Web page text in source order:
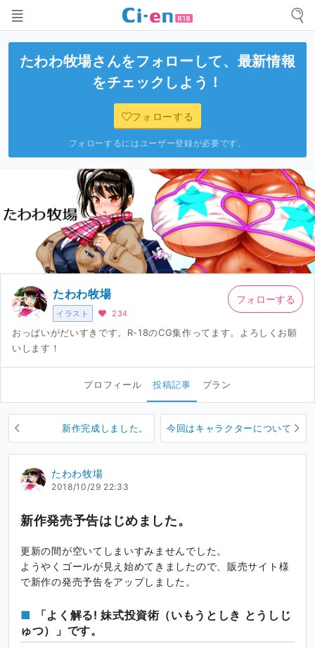
たわわ牧場さんをフォローして、最新情報
をチェックしよう！
フォローする
フォローするにはユーザー登録が必要です。
イラスト
たわわ牧場
234
おっぱいがだいすきです。R-18のCG集作ってます。よろしくお願
いします！
フォローする
プロフィール 投稿記事 プラン
新作完成しました。 今回はキャラクターについて
たわわ牧場
2018/10/29 22:33
新作発売予告はじめました。
更新の間が空いてしまいすみませんでした。
ようやくゴールが見え始めてきましたので、販売サイト様
で新作の発売予告をアップしました。
「よく解る! 妹式投資術（いもうとしき とうしじ
ゅつ）」です。